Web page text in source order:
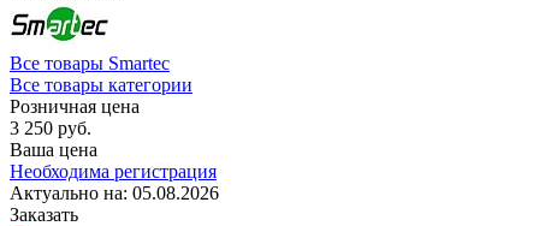
Все товары Smartec
Все товары категории
Розничная цена
3 250 руб.
Ваша цена
Необходима регистрация
Актуально на: 05.08.2026
Заказать